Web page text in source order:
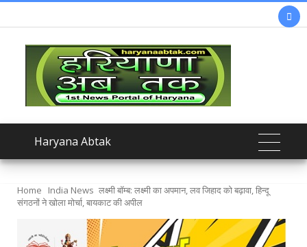

Haryana Abtak
Home India News लक्ष्मी बॉम्ब: लक्ष्मी का अपमान, लव जिहाद को बढ़ावा, हिन्दू
संगठनों ने खोला मोर्चा, बायकाट की अपील